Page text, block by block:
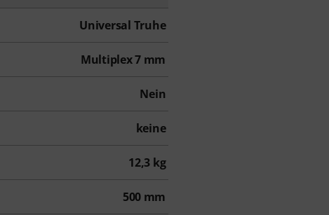
Universal Truhe
Multiplex 7 mm
Nein
keine
12,3 kg
500 mm